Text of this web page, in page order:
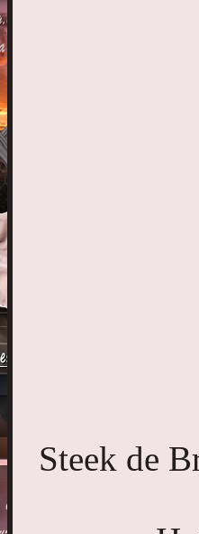
Steek de